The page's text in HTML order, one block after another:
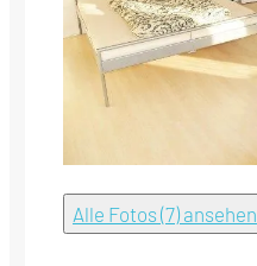
Alle Fotos (7) ansehen